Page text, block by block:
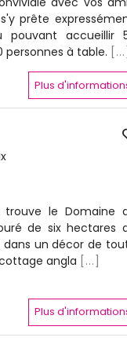
prête
accueillir
personnes à table.
[...]
Plus
le Domaine
de six hectares
dans un décor de
angla [...]
Plus